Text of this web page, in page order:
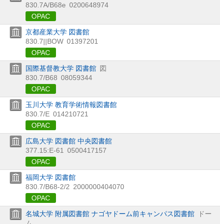
830.7A/B68e 0200648974
OPAC
京都産業大学 図書館
830.7||BOW 01397201
OPAC
国際基督教大学 図書館 図
830.7/B68 08059344
OPAC
玉川大学 教育学術情報図書館
830.7/E 014210721
OPAC
広島大学 図書館 中央図書館
377.15:E-61
0500417157
OPAC
福岡大学 図書館
830.7/B68-2/2 2000000404070
OPAC
名城大学 附属図書館 ナゴヤドーム前キャンパス図書館
ドー